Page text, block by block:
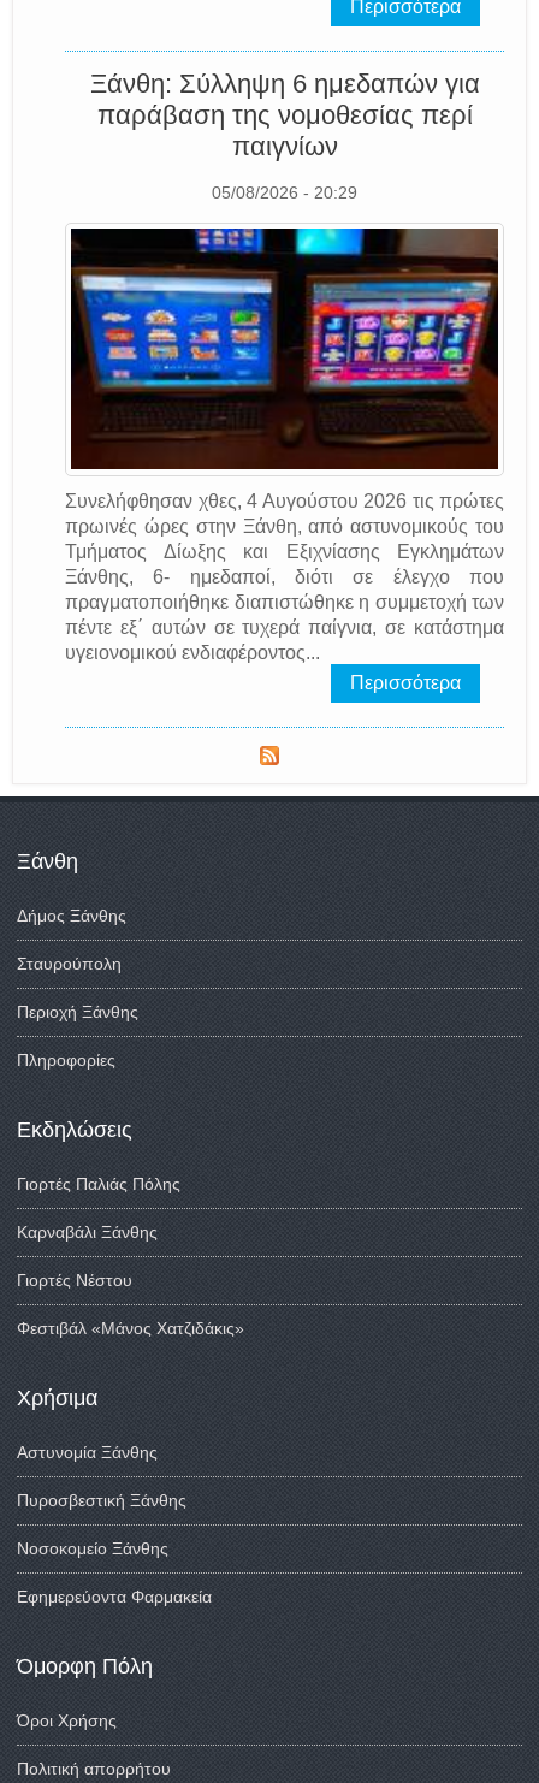
Περισσότερα
Ξάνθη: Σύλληψη 6 ημεδαπών για
παράβαση της νομοθεσίας περί
παιγνίων
05/08/2026 - 20:29
Συνελήφθησαν χθες, 4 Αυγούστου 2026 τις πρώτες
πρωινές ώρες στην Ξάνθη, από αστυνομικούς του
Τμήματος Δίωξης και Εξιχνίασης Εγκλημάτων
Ξάνθης, 6- ημεδαποί, διότι σε έλεγχο που
πραγματοποιήθηκε διαπιστώθηκε η συμμετοχή των
πέντε εξ΄ αυτών σε τυχερά παίγνια, σε κατάστημα
υγειονομικού ενδιαφέροντος...
Περισσότερα
Ξάνθη
Δήμος Ξάνθης
Σταυρούπολη
Περιοχή Ξάνθης
Πληροφορίες
Εκδηλώσεις
Γιορτές Παλιάς Πόλης
Καρναβάλι Ξάνθης
Γιορτές Νέστου
Φεστιβάλ «Μάνος Χατζιδάκις»
Χρήσιμα
Αστυνομία Ξάνθης
Πυροσβεστική Ξάνθης
Νοσοκομείο Ξάνθης
Εφημερεύοντα Φαρμακεία
Όμορφη Πόλη
Όροι Χρήσης
Πολιτική απορρήτου